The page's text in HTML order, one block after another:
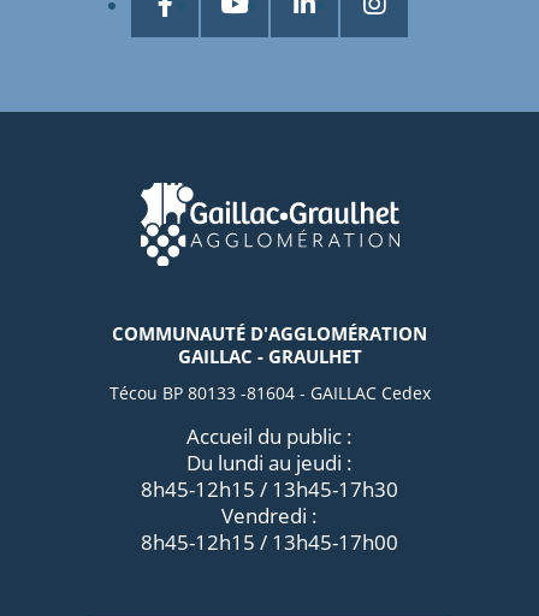
COMMUNAUTÉ D'AGGLOMÉRATION
GAILLAC - GRAULHET
Técou BP 80133 -81604 - GAILLAC Cedex
Accueil du public :
Du lundi au jeudi :
8h45-12h15 / 13h45-17h30
Vendredi :
8h45-12h15 / 13h45-17h00